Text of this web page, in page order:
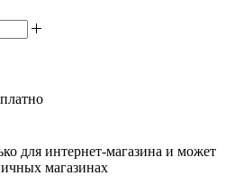
для интернет-магазина и может
магазинах